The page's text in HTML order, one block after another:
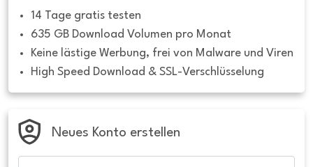
14 Tage gratis testen
635 GB Download Volumen pro Monat
Keine lästige Werbung, frei von Malware und Viren
High Speed Download & SSL-Verschlüsselung
Neues Konto erstellen